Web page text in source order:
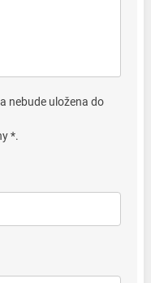
nebude uložena do
*.